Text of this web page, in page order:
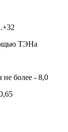
ТЭНа
не более - 8,0